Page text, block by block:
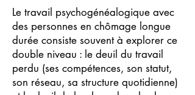
Le travail psychogénéalogique avec
des personnes en chômage longue
durée consiste souvent à explorer ce
double niveau : le deuil du travail
perdu (ses compétences, son statut,
son réseau, sa structure quotidienne)